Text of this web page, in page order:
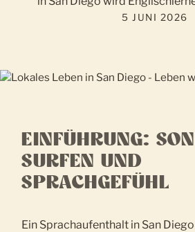
5 JUNI 2026
EINFÜHRUNG:
SURFEN UND
SPRACHGEFÜHL
Ein Sprachaufenthalt in San